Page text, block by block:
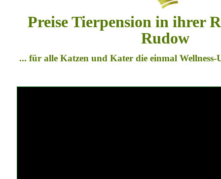
Preise Tierpension in ihrer
Rudow
... für alle Katzen und Kater die einmal